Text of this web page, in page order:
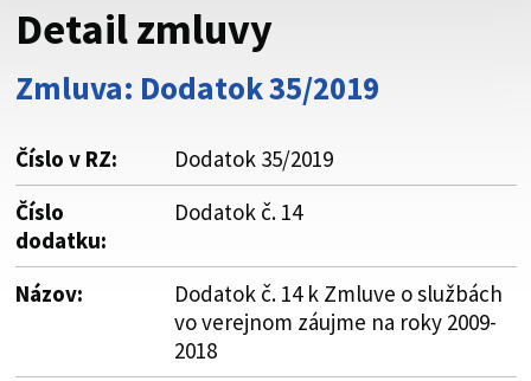
Buďte pozorní a vždy sa uistite, že zdieľate informácie iba
cez zabezpečenú webovú stránku. Zabezpečená stránka
vždy začína https:// pred názvom domény webového sídla.
Detail zmluvy
Zmluva: Dodatok 35/2019
Číslo v RZ:
Dodatok 35/2019
Číslo
dodatku:
Dodatok č. 14
Názov:
Dodatok č. 14 k Zmluve o službách
vo verejnom záujme na roky 2009-
2018